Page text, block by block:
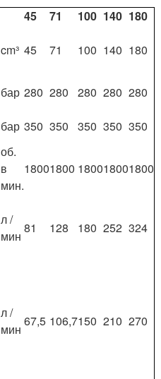
45 71 100 140 180
cm³ 45 71 100 140 180
бар 280 280 280 280 280
бар 350 350 350 350 350
об.
в
мин.
18001800 180018001800
л /
мин
81 128 180 252 324
л /
мин
67,5 106,7150 210 270